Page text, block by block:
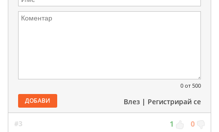
0 от 500
ДОБАВИ Влез | Регистрирай се
#3 1 0